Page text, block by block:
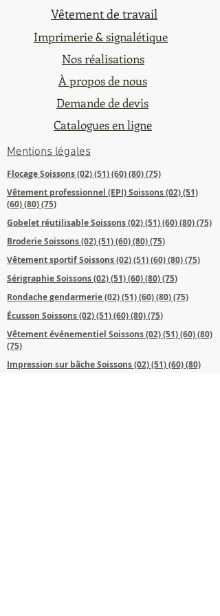
Vêtement de travail
Imprimerie & signalétique
Nos réalisations
À propos de nous
Demande de devis
Catalogues en ligne
Mentions légales
Flocage Soissons(02) (51) (60) (80) (75)
Vêtement professionnel (EPI) Soissons (02)​ (51)
(60) (80) (75)
Gobelet réutilisable Soissons (02)​ (51) (60) (80) (75)
Broderie Soissons (02)​(51) (60) (80) (75)
Vêtement sportif Soissons (02)​ (51) (60) (80) (75)
Sérigraphie Soissons (02)​​(51) (60) (80) (75)
Rondache gendarmerie (02)​ (51) (60) (80) (75)
Écusson Soissons (02)​ (51) (60) (80) (75)
Vêtement événementiel Soissons(02)​(51) (60) (80)
(75)
Impression sur bâche Soissons (02)​ (51) (60) (80)